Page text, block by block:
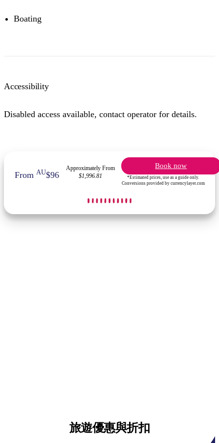
Boating
Accessibility
Disabled access available, contact operator for details.
From AU$96
Approximately From
$1,996.81
Book now
*Estimated prices, use as a guide only.
Conversions provided by currencylayer.com
旅遊優惠與折扣